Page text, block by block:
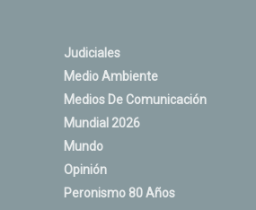
Judiciales
Medio Ambiente
Medios De Comunicación
Mundial 2026
Mundo
Opinión
Peronismo 80 Años